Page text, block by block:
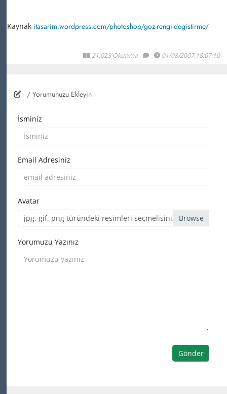
Kaynak itasarim.wordpress.com/photoshop/goz-rengi-degistirme/
21,023 Okunma 01/08/2007.18:07:10
/ Yorumunuzu Ekleyin
İsminiz
Email Adresiniz
Avatar
jpg, gif, png türündeki resimleri seçmelisiniz
Yorumuzu Yazınız
Gönder